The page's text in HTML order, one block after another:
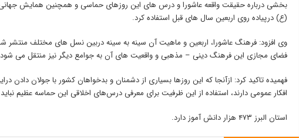
بخشی درباره حقیقت واقعه عاشورا و درس های این روزهای حماسی و همچنین همایش
(ع) درپیاده روی اربعین سال های قبل استفاده کرد.
وی افزود: فرهنگ عاشورا، اربعین و ماهیت آن سینه به سینه دربین نسل های مختلف منتشر
فضای مجازی این فرهنگ دینی – مذهبی و واقعیت های آن به جوامع دیگر نیز منتقل می
فهمیده تاکید کرد: ازآنجا که این روزها بسیاری از دشمنان و بدخواهان کشور با جولان دادن
افکار عمومی دارند، استفاده از این ظرفیت برای معرفی درس‌های اخلاقی این حماسه عظیم
استان البرز ۴۷۳ هزار دانش آموز دارد.